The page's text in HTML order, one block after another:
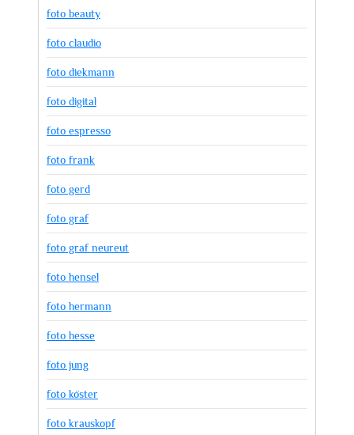
foto beauty
foto claudio
foto diekmann
foto digital
foto espresso
foto frank
foto gerd
foto graf
foto graf neureut
foto hensel
foto hermann
foto hesse
foto jung
foto köster
foto krauskopf